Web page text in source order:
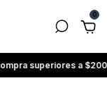
0
a $200.000